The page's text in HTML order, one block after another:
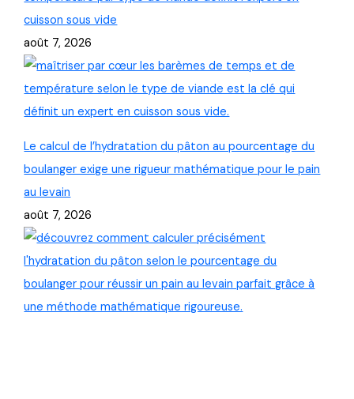
cuisson sous vide
août 7, 2026
Le calcul de l’hydratation du pâton au pourcentage du
boulanger exige une rigueur mathématique pour le pain
au levain
août 7, 2026